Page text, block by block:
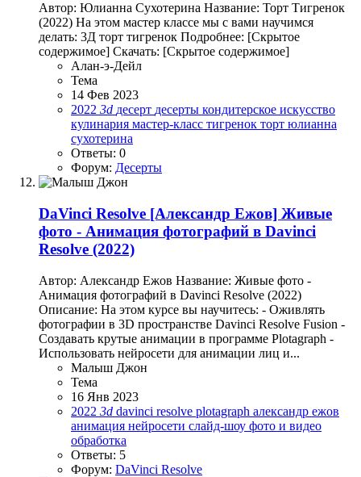
Автор: Юлианна Сухотерина Название: Торт Тигренок
(2022) На этом мастер классе мы с вами научимся
делать: 3Д торт тигренок Подробнее: [Скрытое
содержимое] Скачать: [Скрытое содержимое]
Алан-э-Дейл
Тема
14 Фев 2023
2022 3d десерт десерты кондитерское искусство
кулинария мастер-класс тигренок торт юлианна
сухотерина
Ответы: 0
Форум: Десерты
DaVinci Resolve [Александр Ежов] Живые
фото - Анимация фотографий в Davinci
Resolve (2022)
Автор: Александр Ежов Название: Живые фото -
Анимация фотографий в Davinci Resolve (2022)
Описание: На этом курсе вы научитесь: - Оживлять
фотографии в 3D пространстве Davinci Resolve Fusion -
Создавать крутые анимации в программе Plotagraph -
Использовать нейросети для анимации лиц и...
Малыш Джон
Тема
16 Янв 2023
2022 3d davinci resolve plotagraph александр ежов
анимация нейросети слайд-шоу фото и видео
обработка
Ответы: 5
Форум: DaVinci Resolve